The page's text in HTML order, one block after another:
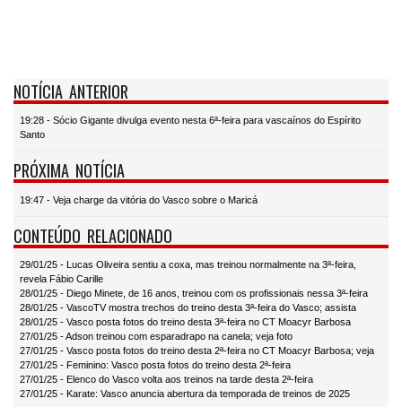
NOTÍCIA ANTERIOR
19:28 - Sócio Gigante divulga evento nesta 6ª-feira para vascaínos do Espírito
Santo
PRÓXIMA NOTÍCIA
19:47 - Veja charge da vitória do Vasco sobre o Maricá
CONTEÚDO RELACIONADO
29/01/25 - Lucas Oliveira sentiu a coxa, mas treinou normalmente na 3ª-feira,
revela Fábio Carille
28/01/25 - Diego Minete, de 16 anos, treinou com os profissionais nessa 3ª-feira
28/01/25 - VascoTV mostra trechos do treino desta 3ª-feira do Vasco; assista
28/01/25 - Vasco posta fotos do treino desta 3ª-feira no CT Moacyr Barbosa
27/01/25 - Adson treinou com esparadrapo na canela; veja foto
27/01/25 - Vasco posta fotos do treino desta 2ª-feira no CT Moacyr Barbosa; veja
27/01/25 - Feminino: Vasco posta fotos do treino desta 2ª-feira
27/01/25 - Elenco do Vasco volta aos treinos na tarde desta 2ª-feira
27/01/25 - Karate: Vasco anuncia abertura da temporada de treinos de 2025